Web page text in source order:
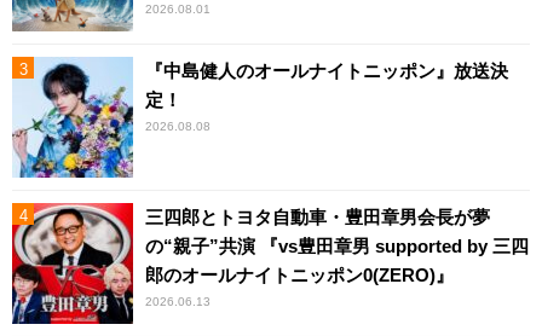
2026.08.01
『中島健人のオールナイトニッポン』放送決
定！
2026.08.08
三四郎とトヨタ自動車・豊田章男会長が夢
の“親子”共演 『vs豊田章男 supported by 三四
郎のオールナイトニッポン0(ZERO)』
2026.06.13